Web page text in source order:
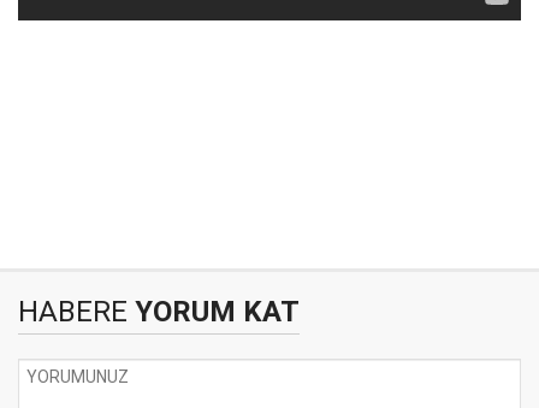
HABERE YORUM KAT